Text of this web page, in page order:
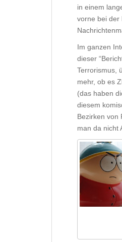
in einem
vorne bei der
Im ganzen
dieser
Terrorismus,
mehr, ob es
(das haben
diesem
Bezirken von
man da nicht